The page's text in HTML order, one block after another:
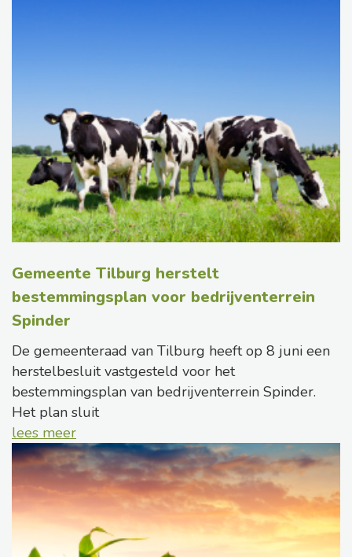
Gemeente Tilburg herstelt
bestemmingsplan voor bedrijventerrein
Spinder
De gemeenteraad van Tilburg heeft op 8 juni een
herstelbesluit vastgesteld voor het
bestemmingsplan van bedrijventerrein Spinder.
Het plan sluit
lees meer